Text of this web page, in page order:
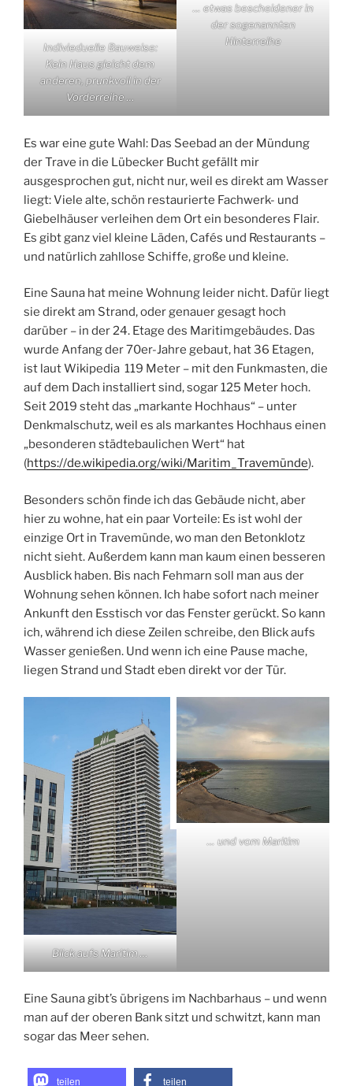
Indivieduelle Bauweise:
Kein Haus gleicht dem
anderen, prunkvoll in der
Vorderreihe …
… etwas bescheidener in
der sogenannten
Hinterreihe
Es war eine gute Wahl: Das Seebad an der Mündung
der Trave in die Lübecker Bucht gefällt mir
ausgesprochen gut, nicht nur, weil es direkt am Wasser
liegt: Viele alte, schön restaurierte Fachwerk- und
Giebelhäuser verleihen dem Ort ein besonderes Flair.
Es gibt ganz viel kleine Läden, Cafés und Restaurants –
und natürlich zahllose Schiffe, große und kleine.
Eine Sauna hat meine Wohnung leider nicht. Dafür liegt
sie direkt am Strand, oder genauer gesagt hoch
darüber – in der 24. Etage des Maritimgebäudes. Das
wurde Anfang der 70er-Jahre gebaut, hat 36 Etagen,
ist laut Wikipedia 119 Meter – mit den Funkmasten, die
auf dem Dach installiert sind, sogar 125 Meter hoch.
Seit 2019 steht das „markante Hochhaus“ – unter
Denkmalschutz, weil es als markantes Hochhaus einen
„besonderen städtebaulichen Wert“ hat
(https://de.wikipedia.org/wiki/Maritim_Travemünde).
Besonders schön finde ich das Gebäude nicht, aber
hier zu wohne, hat ein paar Vorteile: Es ist wohl der
einzige Ort in Travemünde, wo man den Betonklotz
nicht sieht. Außerdem kann man kaum einen besseren
Ausblick haben. Bis nach Fehmarn soll man aus der
Wohnung sehen können. Ich habe sofort nach meiner
Ankunft den Esstisch vor das Fenster gerückt. So kann
ich, während ich diese Zeilen schreibe, den Blick aufs
Wasser genießen. Und wenn ich eine Pause mache,
liegen Strand und Stadt eben direkt vor der Tür.
Blick aufs Maritim …
… und vom Maritim
Eine Sauna gibt’s übrigens im Nachbarhaus – und wenn
man auf der oberen Bank sitzt und schwitzt, kann man
sogar das Meer sehen.
teilen teilen